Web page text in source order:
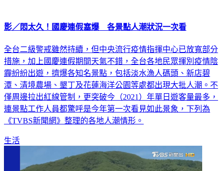
影／悶太久！國慶連假塞爆 各景點人潮狀況一次看
全台二級警戒雖然持續，但中央流行疫情指揮中心已放寬部分
措施，加上國慶連假期間天氣不錯，全台各地民眾揮別疫情陰
霾紛紛出遊，擠爆各知名景點，包括淡水漁人碼頭、新店碧
潭、清境農場、墾丁及花蓮海洋公園等處都出現大批人潮。不
僅周邊拉出紅線管制，更突破今（2021）年單日遊客量最多，
連景點工作人員都驚呼是今年第一次看見如此景象，下列為
《TVBS新聞網》整理的各地人潮情形。
生活